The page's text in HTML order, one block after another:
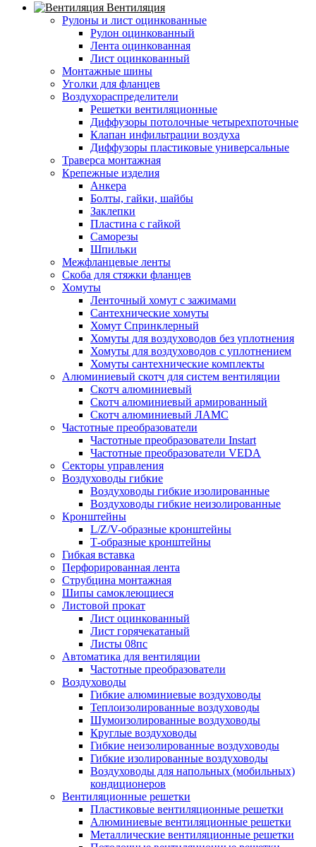
Вентиляция
Рулоны и лист оцинкованные
Рулон оцинкованный
Лента оцинкованная
Лист оцинкованный
Монтажные шины
Уголки для фланцев
Воздухораспределители
Решетки вентиляционные
Диффузоры потолочные четырехпоточные
Клапан инфильтрации воздуха
Диффузоры пластиковые универсальные
Траверса монтажная
Крепежные изделия
Анкера
Болты, гайки, шайбы
Заклепки
Пластина с гайкой
Саморезы
Шпильки
Межфланцевые ленты
Скоба для стяжки фланцев
Хомуты
Ленточный хомут с зажимами
Сантехнические хомуты
Хомут Спринклерный
Хомуты для воздуховодов без уплотнения
Хомуты для воздуховодов с уплотнением
Хомуты сантехнические комплекты
Алюминиевый скотч для систем вентиляции
Скотч алюминиевый
Скотч алюминиевый армированный
Скотч алюминиевый ЛАМС
Частотные преобразователи
Частотные преобразователи Instart
Частотные преобразователи VEDA
Секторы управления
Воздуховоды гибкие
Воздуховоды гибкие изолированные
Воздуховоды гибкие неизолированные
Кронштейны
L/Z/V-образные кронштейны
Т-образные кронштейны
Гибкая вставка
Перфорированная лента
Струбцина монтажная
Шипы самоклеющиеся
Листовой прокат
Лист оцинкованный
Лист горячекатаный
Листы 08пс
Автоматика для вентиляции
Частотные преобразователи
Воздуховоды
Гибкие алюминиевые воздуховоды
Теплоизолированные воздуховоды
Шумоизолированные воздуховоды
Круглые воздуховоды
Гибкие неизолированные воздуховоды
Гибкие изолированные воздуховоды
Воздуховоды для напольных (мобильных)
кондиционеров
Вентиляционные решетки
Пластиковые вентиляционные решетки
Алюминиевые вентиляционные решетки
Металлические вентиляционные решетки